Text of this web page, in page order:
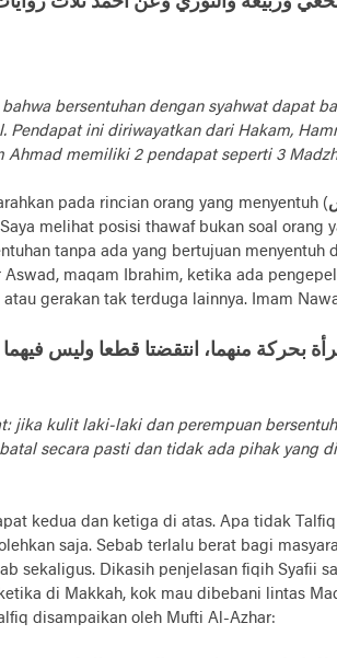
bersentuhan dengan syahwat dapat
Pendapat ini diriwayatkan dari Hakam,
Ahmad memiliki 2 pendapat seperti 3
pada rincian orang yang menyentuh (
melihat posisi thawaf bukan soal orang
tanpa ada yang bertujuan menyentuh
Aswad, maqam Ibrahim, ketika ada
atau gerakan tak terduga lainnya. Imam
ﺑﺤﺮﻛﺔ ﻣﻨﻬﻤﺎ، اﻧﺘﻘﻀﺘﺎ ﻗﻄﻌﺎ ﻭﻟﻴﺲ
jika kulit laki-laki dan perempuan
secara pasti dan tidak ada pihak yang
kedua dan ketiga di atas. Apa tidak
saja. Sebab terlalu berat bagi
sekaligus. Dikasih penjelasan fiqih Syafii
di Makkah, kok mau dibebani lintas
disampaikan oleh Mufti Al-Azhar: